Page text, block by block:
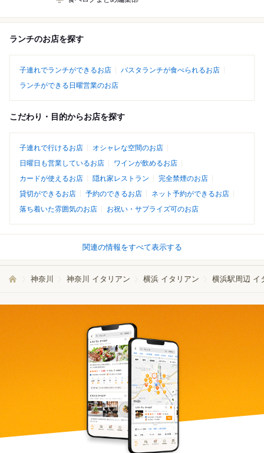
ランチのお店を探す
子連れでランチができるお店
パスタランチが食べられるお店
ランチができる日曜営業のお店
こだわり・目的からお店を探す
子連れで行けるお店
オシャレな空間のお店
日曜日も営業しているお店
ワインが飲めるお店
カードが使えるお店
隠れ家レストラン
完全禁煙のお店
貸切ができるお店
予約のできるお店
ネット予約ができるお店
落ち着いた雰囲気のお店
お祝い・サプライズ可のお店
関連の情報をすべて表示する
神奈川 神奈川 イタリアン 横浜 イタリアン 横浜駅周辺 イ